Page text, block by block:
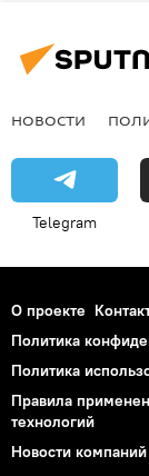
НОВОСТИ
Telegram
О проекте
Политика
Политика
Правила
технологий
Новости компаний